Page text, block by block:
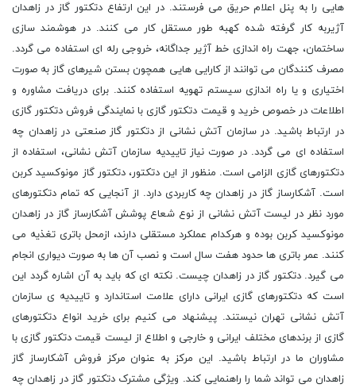
هایی را به پنل اعلام حریق می فرستند. در این ارتفاع دتکتور گاز در زاهدان
آژیربه کار گرفته شده کهبه طور مستقل کار می کنند. در هوشمند سازی
ساختمان، جهت راه اندازی خط آژیر جداگانه، خروجی رله ای استفاده می گردد.
مصرف کنندگان می توانند از کارایی هایی همچون بستن شیرهای گاز به صورت
اختیاری و یا راه اندازی سیستم تهویه استفاده کنند. برای دریافت مشاوره و
اطلاعات در خصوص خرید و قیمت دتکتور گازی با نمایندگی فروش دتکتور گازی
در ارتباط باشید. در سازمان آتش نشانی از دتکتور گاز صنعتی در زاهدان چه
استفاده ای می گردد. در صورت نیاز تاییدیه سازمان آتش نشانی، استفاده از
دتکتورهای گازی الزامی است. منظور از این دتکتور، دتکتور گاز مونوکسید کربن
است. آشکارساز گاز در زاهدان چه کاربردی دارد. از آنجایی که تمام دتکتورهای
مورد نظر در لیست آتش نشانی از نوع شعاع پوشش آشکارساز گاز در زاهدان
مونوکسید کربن بوده و هرکدام عملکرد مستقلی دارند، ازمحل باتری تغذیه می
کنند. عمر باتری ها حدود هفت سال است و نصب آن ها به صورت دیواری انجام
می گیرد. دتکتور گاز در زاهدان چیست. نکته ای که باید به آن اشاره گردد این
است که دتکتورهای گازی ایرانی دارای علامت استاندارد و تاییدیه ی سازمان
آتش نشانی تهران نیستند. پیشنهاد می کنیم برای خرید انواع دتکتورهای
گازی از برندهای مختلف ایرانی و خارجی و اطلاع از لیست قیمت دتکتور گازی با
مشاوران ما در ارتباط باشید. این مرکز به عنوان مرکز فروش آشکارساز گاز
زاهدان می تواند شما را راهنمایی کند. ویژگی مشترک دتکتور گاز در زاهدان چه